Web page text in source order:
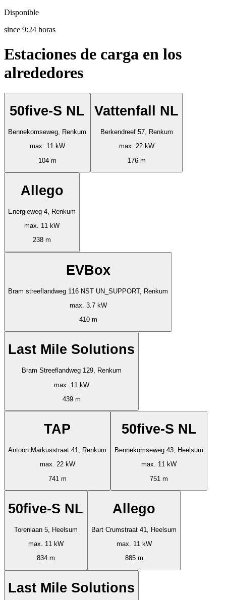
Disponible
since 9:24 horas
Estaciones de carga en los
alrededores
50five-S NL
Bennekomseweg, Renkum
max. 11 kW
104 m
Vattenfall NL
Berkendreef 57, Renkum
max. 22 kW
176 m
Allego
Energieweg 4, Renkum
max. 11 kW
238 m
EVBox
Bram streeflandweg 116 NST UN_SUPPORT, Renkum
max. 3.7 kW
410 m
Last Mile Solutions
Bram Streeflandweg 129, Renkum
max. 11 kW
439 m
TAP
Antoon Markusstraat 41, Renkum
max. 22 kW
741 m
50five-S NL
Bennekomseweg 43, Heelsum
max. 11 kW
751 m
50five-S NL
Torenlaan 5, Heelsum
max. 11 kW
834 m
Allego
Bart Crumstraat 41, Heelsum
max. 11 kW
885 m
Last Mile Solutions